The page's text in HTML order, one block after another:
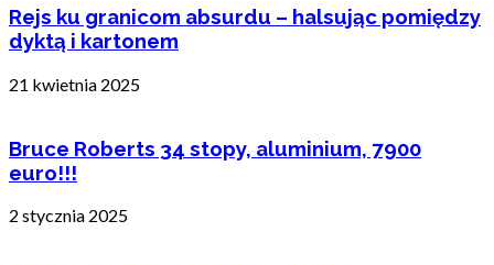
Rejs ku granicom absurdu – halsując pomiędzy
dyktą i kartonem
21 kwietnia 2025
Bruce Roberts 34 stopy, aluminium, 7900
euro!!!
2 stycznia 2025